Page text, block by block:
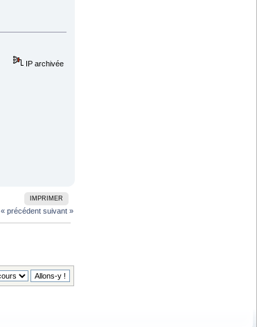
IP archivée
IMPRIMER
« précédent suivant »